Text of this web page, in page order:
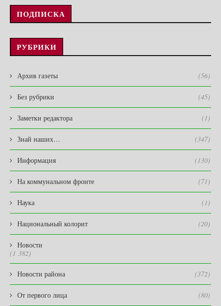
ПОДПИСКА
РУБРИКИ
Архив газеты (56)
Без рубрики (45)
Заметки редактора (1)
Знай наших… (347)
Информация (130)
На коммунальном фронте (71)
Наука (1)
Национальный колорит (20)
Новости
(1 382)
Новости района (372)
От первого лица (80)